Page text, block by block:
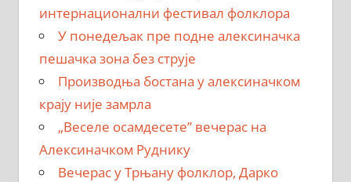
интернационални фестивал фолклора
У понедељак пре подне алексиначка
пешачка зона без струје
Производња бостана у алексиначком
крају није замрла
„Веселе осамдесете” вечерас на
Алексиначком Руднику
Вечерас у Трњану фолклор, Дарко